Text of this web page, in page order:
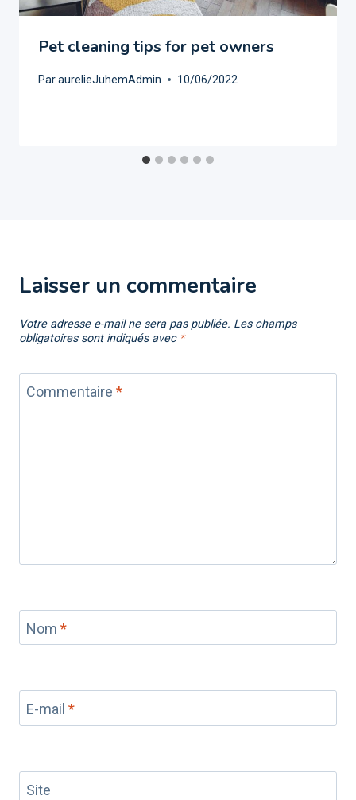
Pet cleaning tips for pet owners
ParaurelieJuhemAdmin 10/06/2022
Laisser un commentaire
Votre adresse e-mail ne sera pas publiée. Les champs
obligatoires sont indiqués avec *
Commentaire *
Nom *
E-mail *
Site